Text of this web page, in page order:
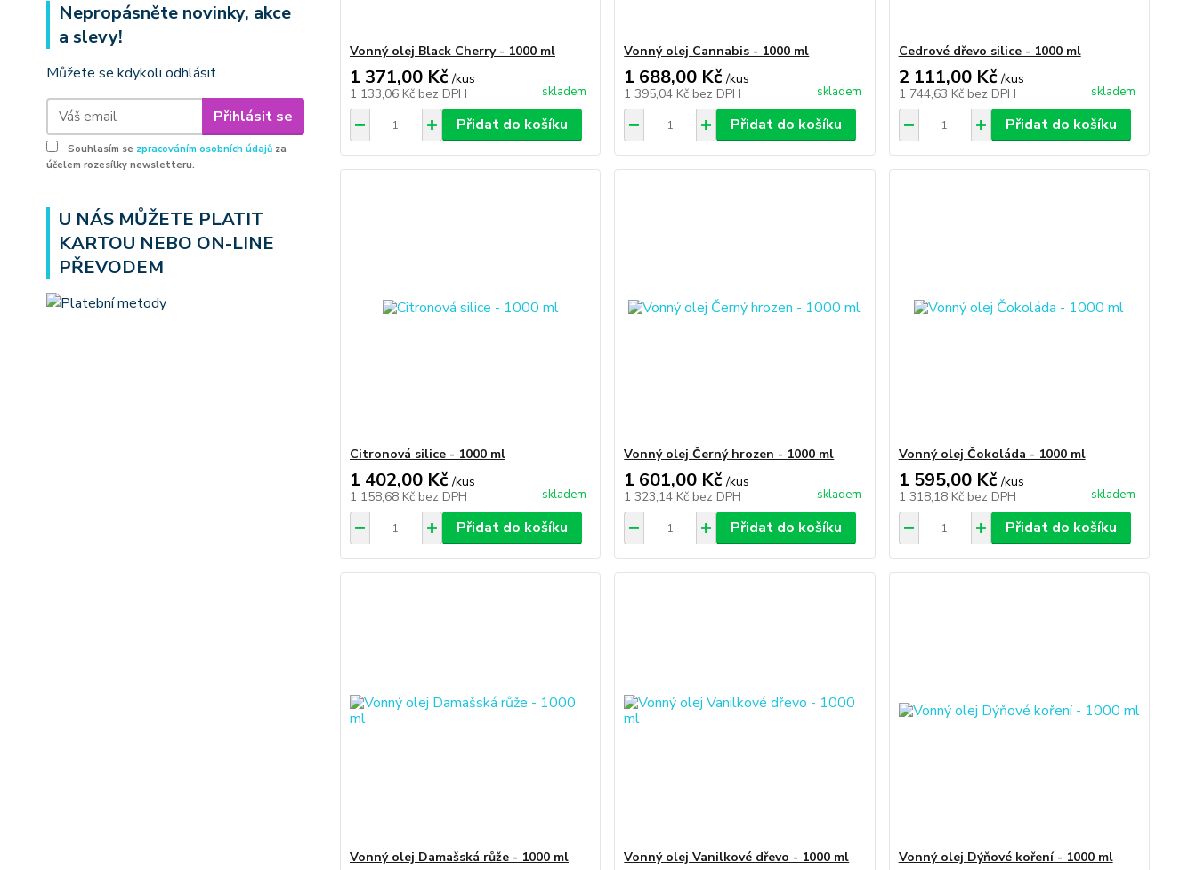
Nepropásněte novinky, akce
a slevy!
Můžete se kdykoli odhlásit.
Přihlásit se
Souhlasím se zpracováním osobních údajů za
účelem rozesílky newsletteru.
U NÁS MŮŽETE PLATIT
KARTOU NEBO ON-LINE
PŘEVODEM
Vonný olej Black Cherry - 1000 ml
1 371,00 Kč /kus
1 133,06 Kč bez DPH skladem
Přidat do košíku
Vonný olej Cannabis - 1000 ml
1 688,00 Kč /kus
1 395,04 Kč bez DPH skladem
Přidat do košíku
Cedrové dřevo silice - 1000 ml
2 111,00 Kč /kus
1 744,63 Kč bez DPH skladem
Přidat do košíku
Citronová silice - 1000 ml
1 402,00 Kč /kus
1 158,68 Kč bez DPH skladem
Přidat do košíku
Vonný olej Černý hrozen - 1000 ml
1 601,00 Kč /kus
1 323,14 Kč bez DPH skladem
Přidat do košíku
Vonný olej Čokoláda - 1000 ml
1 595,00 Kč /kus
1 318,18 Kč bez DPH skladem
Přidat do košíku
Vonný olej Damašská růže - 1000 ml Vonný olej Vanilkové dřevo - 1000 ml Vonný olej Dýňové koření - 1000 ml